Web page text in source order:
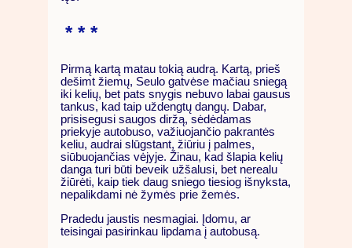
* * *
Pirmą kartą matau tokią audrą. Kartą, prieš
dešimt žiemų, Seulo gatvėse mačiau sniegą
iki kelių, bet pats snygis nebuvo labai gausus
tankus, kad taip uždengtų dangų. Dabar,
prisisegusi saugos diržą, sėdėdamas
priekyje autobuso, važiuojančio pakrantės
keliu, audrai slūgstant, žiūriu į palmes,
siūbuojančias vėjyje. Žinau, kad šlapia kelių
danga turi būti beveik užšalusi, bet nerealu
žiūrėti, kaip tiek daug sniego tiesiog išnyksta,
nepalikdami nė žymės prie žemės.
Pradedu jaustis nesmagiai. Įdomu, ar
teisingai pasirinkau lipdama į autobusą.